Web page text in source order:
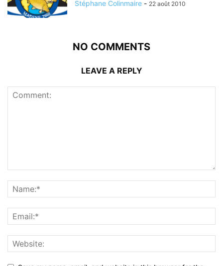
Stéphane Colinmaire - 22 août 2010
NO COMMENTS
LEAVE A REPLY